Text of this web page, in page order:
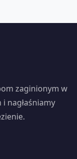
zaginionym w
nagłaśniamy